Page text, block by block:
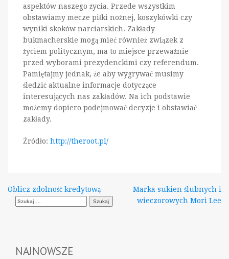
aspektów naszego życia. Przede wszystkim
obstawiamy mecze piłki nożnej, koszykówki czy
wyniki skoków narciarskich. Zakłady
bukmacherskie mogą mieć również związek z
życiem politycznym, ma to miejsce przeważnie
przed wyborami prezydenckimi czy referendum.
Pamiętajmy jednak, że aby wygrywać musimy
śledzić aktualne informacje dotyczące
interesujących nas zakładów. Na ich podstawie
możemy dopiero podejmować decyzje i obstawiać
zakłady.
Źródło: http://theroot.pl/
Nawigacja
wpisu
Oblicz zdolność kredytową
Marka sukien ślubnych i
wieczorowych Mori Lee
Szukaj:
NAJNOWSZE